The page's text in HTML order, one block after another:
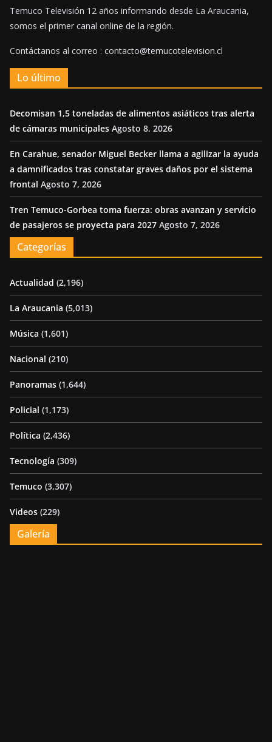
Temuco Televisión 12 años informando desde La Araucania,
somos el primer canal online de la región.
Contáctanos al correo : contacto@temucotelevision.cl
Lo último
Decomisan 1,5 toneladas de alimentos asiáticos tras alerta
de cámaras municipales Agosto 8, 2026
En Carahue, senador Miguel Becker llama a agilizar la ayuda
a damnificados tras constatar graves daños por el sistema
frontal Agosto 7, 2026
Tren Temuco-Gorbea toma fuerza: obras avanzan y servicio
de pasajeros se proyecta para 2027 Agosto 7, 2026
Categorías
Actualidad (2,196)
La Araucania (5,013)
Música (1,601)
Nacional (210)
Panoramas (1,644)
Policial (1,173)
Política (2,436)
Tecnología (309)
Temuco (3,307)
Videos (229)
Galería